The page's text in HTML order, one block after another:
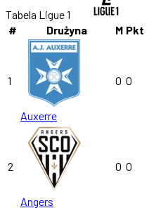
Tabela Ligue 1
#
Drużyna M Pkt
1
Auxerre
0 0
2
Angers
0 0